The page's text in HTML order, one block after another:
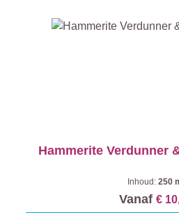
Hammerite Verdunner
Inhoud: 250
Vanaf €